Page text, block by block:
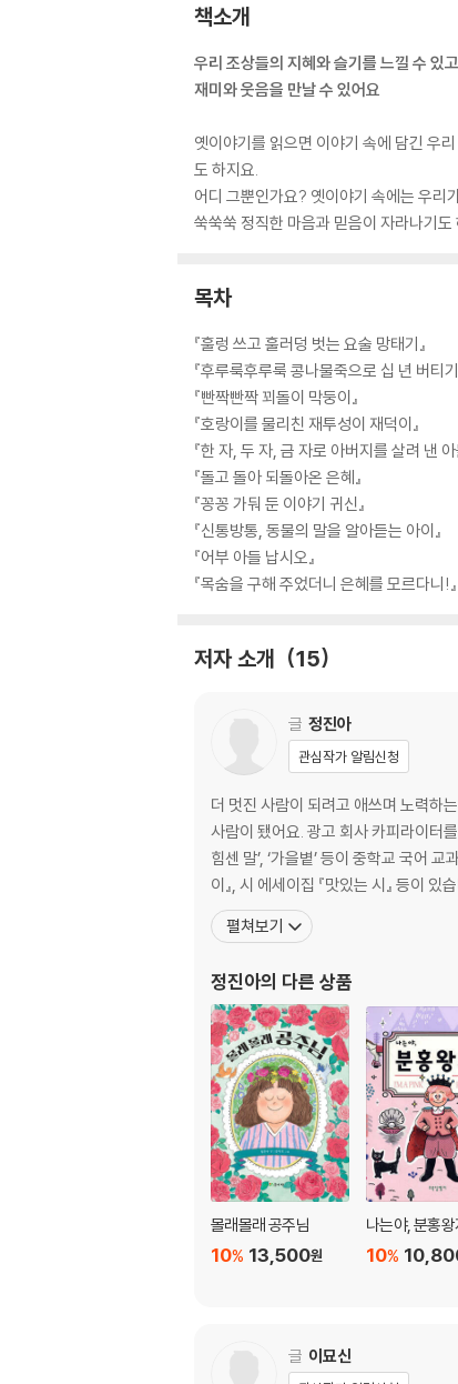
책소개
우리 조상들의 지혜와 슬기를 느낄 수 있고,
재미와 웃음을 만날 수 있어요
옛이야기를 읽으면 이야기 속에 담긴 우
도 하지요.
어디 그뿐인가요? 옛이야기 속에는 우리
쑥쑥쑥 정직한 마음과 믿음이 자라나기
목차
『훌렁 쓰고 훌러덩 벗는 요술 망태기』
『후루룩후루룩 콩나물죽으로 십 년 버티기
『빤짝빤짝 꾀돌이 막둥이』
『호랑이를 물리친 재투성이 재덕이』
『한 자, 두 자, 금 자로 아버지를 살려 낸 아
『돌고 돌아 되돌아온 은혜』
『꽁꽁 가둬 둔 이야기 귀신』
『신통방통, 동물의 말을 알아듣는 아이』
『어부 아들 납시오』
『목숨을 구해 주었더니 은혜를 모르다니!』
저자 소개 15
글 정진아
관심작가 알림신청
더 멋진 사람이 되려고 애쓰며 노력하
사람이 됐어요. 광고 회사 카피라이터
힘센 말’, ‘가을볕’ 등이 중학교 국어 교
펼쳐보기
정진아의 다른 상품
몰래몰래 공주님
13,500원
10%
나는야, 분홍
10%
글 이묘신